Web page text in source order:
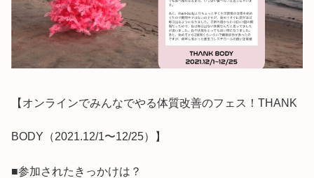
【オンラインでみんなでやる体質改善のフェス！THANK
BODY（2021.12/1〜12/25）】
■参加されたきっかけは？